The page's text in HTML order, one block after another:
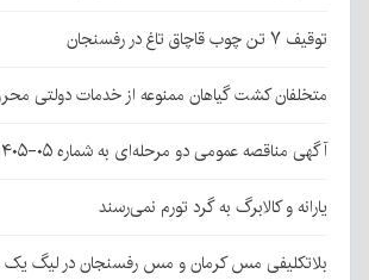
توقیف ۷ تن چوب قاچاق تاغ در رفسنجان
متخلفان کشت گیاهان ممنوعه از خدمات دولتی
آگهی مناقصه عمومی دو مرحله‌ای به شماره ۰۵-۱۴۰۵ (تجدید اول)
یارانه و کالابرگ به گرد تورم نمی‌رسند
بلاتکلیفی مس کرمان و مس رفسنجان در لیگ یک